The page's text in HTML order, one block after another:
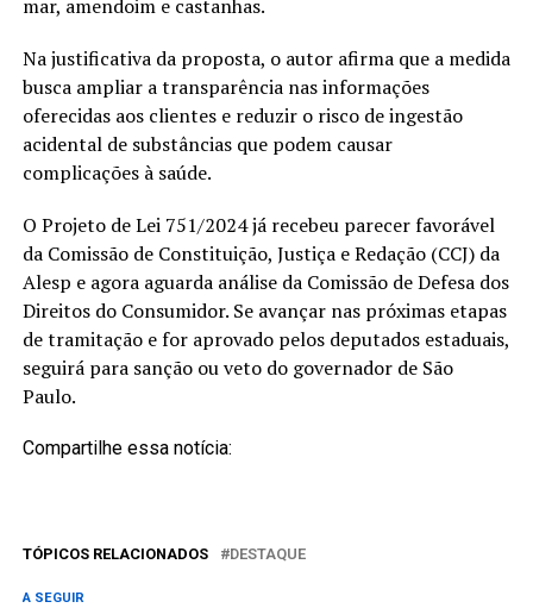
mar, amendoim e castanhas.
Na justificativa da proposta, o autor afirma que a medida
busca ampliar a transparência nas informações
oferecidas aos clientes e reduzir o risco de ingestão
acidental de substâncias que podem causar
complicações à saúde.
O Projeto de Lei 751/2024 já recebeu parecer favorável
da Comissão de Constituição, Justiça e Redação (CCJ) da
Alesp e agora aguarda análise da Comissão de Defesa dos
Direitos do Consumidor. Se avançar nas próximas etapas
de tramitação e for aprovado pelos deputados estaduais,
seguirá para sanção ou veto do governador de São
Paulo.
Compartilhe essa notícia:
TÓPICOS RELACIONADOS DESTAQUE
A SEGUIR